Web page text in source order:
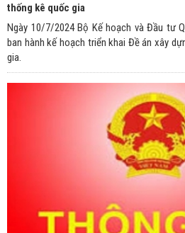
thống kê quốc gia
Ngày 10/7/2024 Bộ Kế hoạch và Đầu tư
ban hành kế hoạch triển khai Đề án xây
gia.